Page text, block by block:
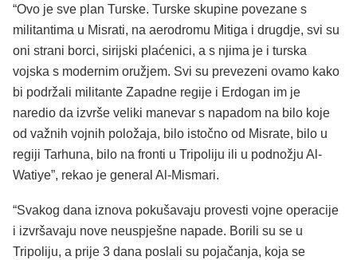
“Ovo je sve plan Turske. Turske skupine povezane s
militantima u Misrati, na aerodromu Mitiga i drugdje, svi su
oni strani borci, sirijski plaćenici, a s njima je i turska
vojska s modernim oružjem. Svi su prevezeni ovamo kako
bi podržali militante Zapadne regije i Erdogan im je
naredio da izvrše veliki manevar s napadom na bilo koje
od važnih vojnih položaja, bilo istočno od Misrate, bilo u
regiji Tarhuna, bilo na fronti u Tripoliju ili u podnožju Al-
Watiye”, rekao je general Al-Mismari.
“Svakog dana iznova pokušavaju provesti vojne operacije
i izvršavaju nove neuspješne napade. Borili su se u
Tripoliju, a prije 3 dana poslali su pojačanja, koja se